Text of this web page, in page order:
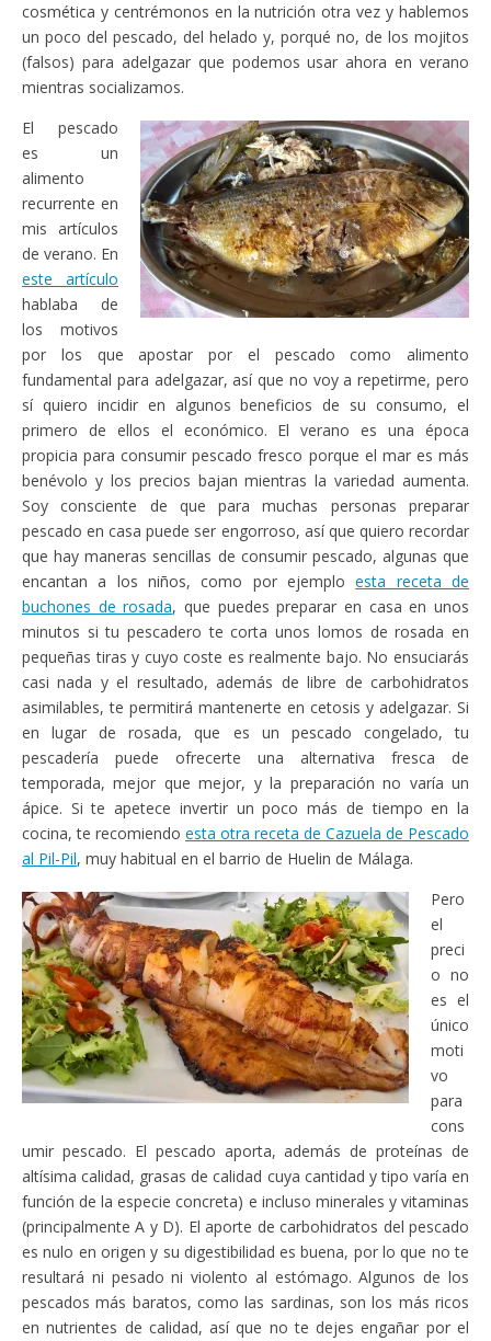
cosmética y centrémonos en la nutrición otra vez y hablemos
un poco del pescado, del helado y, porqué no, de los mojitos
(falsos) para adelgazar que podemos usar ahora en verano
mientras socializamos.
El pescado
es un
alimento
recurrente en
mis artículos
de verano. En
este artículo
hablaba de
los motivos
por los que apostar por el pescado como alimento
fundamental para adelgazar, así que no voy a repetirme, pero
sí quiero incidir en algunos beneficios de su consumo, el
primero de ellos el económico. El verano es una época
propicia para consumir pescado fresco porque el mar es más
benévolo y los precios bajan mientras la variedad aumenta.
Soy consciente de que para muchas personas preparar
pescado en casa puede ser engorroso, así que quiero recordar
que hay maneras sencillas de consumir pescado, algunas que
encantan a los niños, como por ejemploesta receta de
buchones de rosada, que puedes preparar en casa en unos
minutos si tu pescadero te corta unos lomos de rosada en
pequeñas tiras y cuyo coste es realmente bajo. No ensuciarás
casi nada y el resultado, además de libre de carbohidratos
asimilables, te permitirá mantenerte en cetosis y adelgazar. Si
en lugar de rosada, que es un pescado congelado, tu
pescadería puede ofrecerte una alternativa fresca de
temporada, mejor que mejor, y la preparación no varía un
ápice. Si te apetece invertir un poco más de tiempo en la
cocina, te recomiendo esta otra receta de Cazuela de Pescado
al Pil-Pil, muy habitual en el barrio de Huelin de Málaga.
Pero
el
preci
o no
es el
único
moti
vo
para
cons
umir pescado. El pescado aporta, además de proteínas de
altísima calidad, grasas de calidad cuya cantidad y tipo varía en
función de la especie concreta) e incluso minerales y vitaminas
(principalmente A y D). El aporte de carbohidratos del pescado
es nulo en origen y su digestibilidad es buena, por lo que no te
resultará ni pesado ni violento al estómago. Algunos de los
pescados más baratos, como las sardinas, son los más ricos
en nutrientes de calidad, así que no te dejes engañar por el